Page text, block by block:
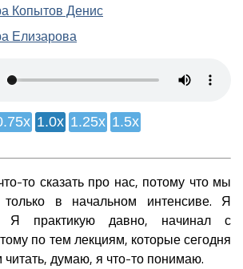
Копытов Денис
Елизарова
1.0x 1.25x 1.5x
то сказать про нас, потому что мы
только в начальном интенсиве. Я
Я практикую давно, начинал с
по тем лекциям, которые сегодня
думаю, я что-то понимаю.